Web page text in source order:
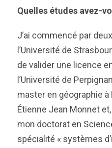
Quelles études avez-
J’ai commencé par
l’Université de
de valider une licence
l’Université de
master en géographie à
Étienne Jean Monnet
mon doctorat en
spécialité « systèmes